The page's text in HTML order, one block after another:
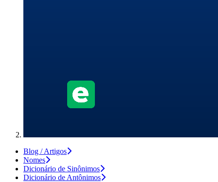
Blog / Artigos
Nomes
Dicionário de Sinônimos
Dicionário de Antônimos